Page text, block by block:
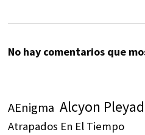
No hay comentarios que
AEnigma Alcyon
Atrapados En El Tiempo